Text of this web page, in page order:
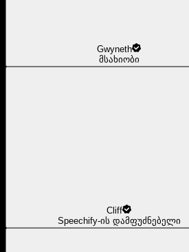
Gwyneth
მსახიობი
Cliff
Speechify-ის დამფუძნებელი